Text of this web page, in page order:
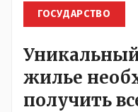
ГОСУДАРСТВО
жилье
получить